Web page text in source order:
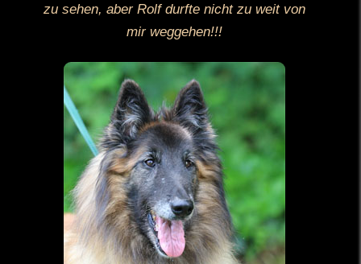
zu sehen, aber Rolf durfte nicht zu weit von
mir weggehen!!!